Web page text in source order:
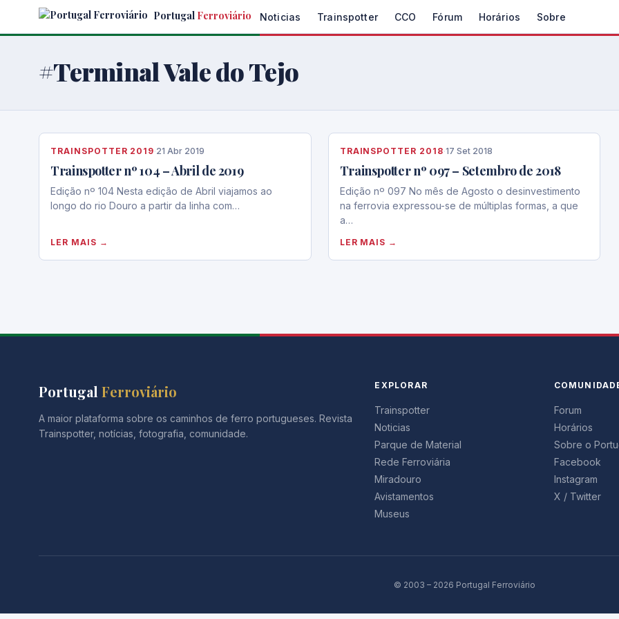
Portugal Ferroviário Noticias Trainspotter CCO Fórum Horários Sobre
#Terminal Vale do Tejo
TRAINSPOTTER 2019·21 Abr 2019
Trainspotter nº 104 – Abril de 2019
Edição nº 104 Nesta edição de Abril viajamos ao
longo do rio Douro a partir da linha com…
LER MAIS →
TRAINSPOTTER 2018·17 Set 2018
Trainspotter nº 097 – Setembro de 2018
Edição nº 097 No mês de Agosto o desinvestimento
na ferrovia expressou-se de múltiplas formas, a que
a…
LER MAIS →
Portugal Ferroviário
A maior plataforma sobre os caminhos de ferro portugueses. Revista
Trainspotter, notícias, fotografia, comunidade.
EXPLORAR
Trainspotter
Noticias
Parque de Material
Rede Ferroviária
Miradouro
Avistamentos
Museus
Forum
Horários
Sobre o
Facebook
Instagram
X / Twitter
© 2003 – 2026 Portugal Ferroviário